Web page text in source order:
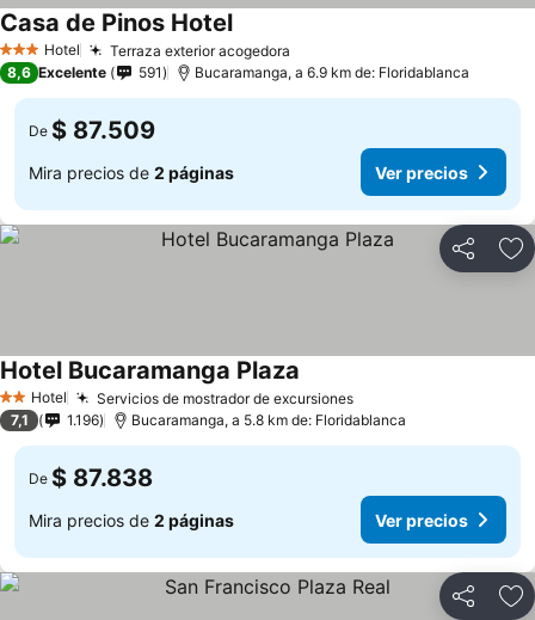
3 Estrellas
Hotel Terraza exterior acogedora
Casa de Pinos Hotel
8,6 Excelente 591 Bucaramanga, a 6.9 km de: Floridablanca
De $ 87.509
Mira precios de 2 páginas Ver precios
Compartir
2 Estrellas
Hotel Servicios de mostrador de excursiones
Hotel Bucaramanga Plaza
7,1 1.196 Bucaramanga, a 5.8 km de: Floridablanca
De $ 87.838
Mira precios de 2 páginas Ver precios
Compartir